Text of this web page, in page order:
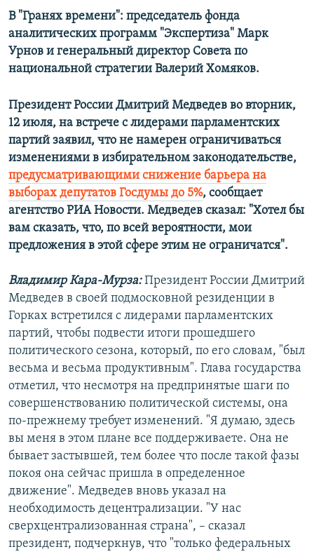
В "Гранях времени": председатель фонда
аналитических программ "Экспертиза" Марк
Урнов и генеральный директор Совета по
национальной стратегии Валерий Хомяков.
Президент России Дмитрий Медведев во вторник,
12 июля, на встрече с лидерами парламентских
партий заявил, что не намерен ограничиваться
изменениями в избирательном законодательстве,
предусматривающими снижение барьера на
выборах депутатов Госдумы до 5%, сообщает
агентство РИА Новости. Медведев сказал: "Хотел бы
вам сказать, что, по всей вероятности, мои
предложения в этой сфере этим не ограничатся".
Владимир Кара-Мурза:Президент России Дмитрий
Медведев в своей подмосковной резиденции в
Горках встретился с лидерами парламентских
партий, чтобы подвести итоги прошедшего
политического сезона, который, по его словам, "был
весьма и весьма продуктивным". Глава государства
отметил, что несмотря на предпринятые шаги по
совершенствованию политической системы, она
по-прежнему требует изменений. "Я думаю, здесь
вы меня в этом плане все поддерживаете. Она не
бывает застывшей, тем более что после такой фазы
покоя она сейчас пришла в определенное
движение". Медведев вновь указал на
необходимость децентрализации. "У нас
сверхцентрализованная страна", – сказал
президент, подчеркнув, что "только федеральных